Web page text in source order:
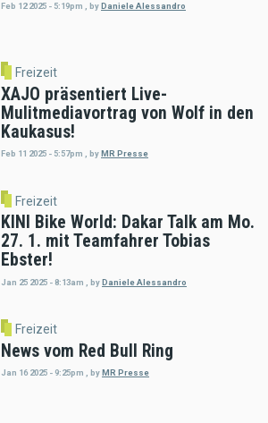
Feb 12 2025 - 5:19pm byDaniele Alessandro
Freizeit
XAJO präsentiert Live-
Mulitmediavortrag von Wolf in den
Kaukasus!
Feb 11 2025 - 5:57pm byMR Presse
Freizeit
KINI Bike World: Dakar Talk am Mo.
27. 1. mit Teamfahrer Tobias
Ebster!
Jan 25 2025 - 8:13am byDaniele Alessandro
Freizeit
News vom Red Bull Ring
Jan 16 2025 - 9:25pm , by MR Presse